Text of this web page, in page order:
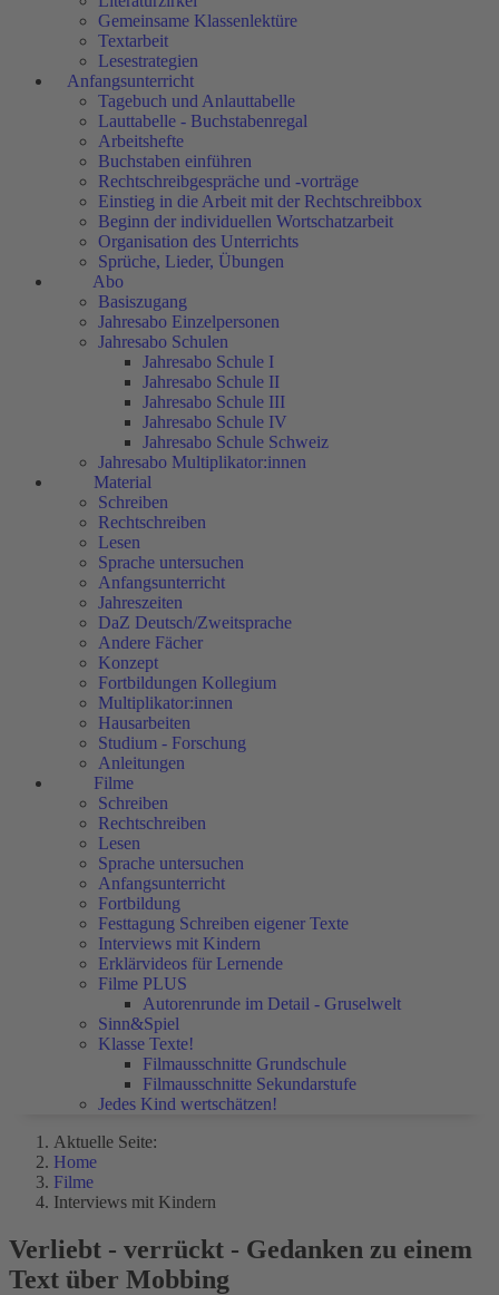
Gemeinsame Klassenlektüre
Textarbeit
Lesestrategien
Anfangsunterricht
Tagebuch und Anlauttabelle
Lauttabelle - Buchstabenregal
Arbeitshefte
Buchstaben einführen
Rechtschreibgespräche und -vorträge
Einstieg in die Arbeit mit der Rechtschreibbox
Beginn der individuellen Wortschatzarbeit
Organisation des Unterrichts
Sprüche, Lieder, Übungen
Abo
Basiszugang
Jahresabo Einzelpersonen
Jahresabo Schulen
Jahresabo Schule I
Jahresabo Schule II
Jahresabo Schule III
Jahresabo Schule IV
Jahresabo Schule Schweiz
Jahresabo Multiplikator:innen
Material
Schreiben
Rechtschreiben
Lesen
Sprache untersuchen
Anfangsunterricht
Jahreszeiten
DaZ Deutsch/Zweitsprache
Andere Fächer
Konzept
Fortbildungen Kollegium
Multiplikator:innen
Hausarbeiten
Studium - Forschung
Anleitungen
Filme
Schreiben
Rechtschreiben
Lesen
Sprache untersuchen
Anfangsunterricht
Fortbildung
Festtagung Schreiben eigener Texte
Interviews mit Kindern
Erklärvideos für Lernende
Filme PLUS
Autorenrunde im Detail - Gruselwelt
Sinn&Spiel
Klasse Texte!
Filmausschnitte Grundschule
Filmausschnitte Sekundarstufe
Jedes Kind wertschätzen!
Aktuelle Seite:
Home
Filme
Interviews mit Kindern
Verliebt - verrückt - Gedanken zu einem
Text über Mobbing